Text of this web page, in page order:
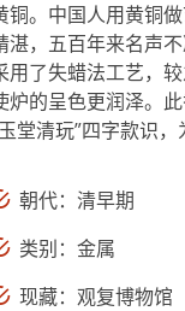
铜。中国人用黄铜
湛，五百年来名声
用了失蜡法工艺，
炉的呈色更润泽。
堂清玩”四字款识，
朝代：清早期
类别：金属
现藏：观复博物馆